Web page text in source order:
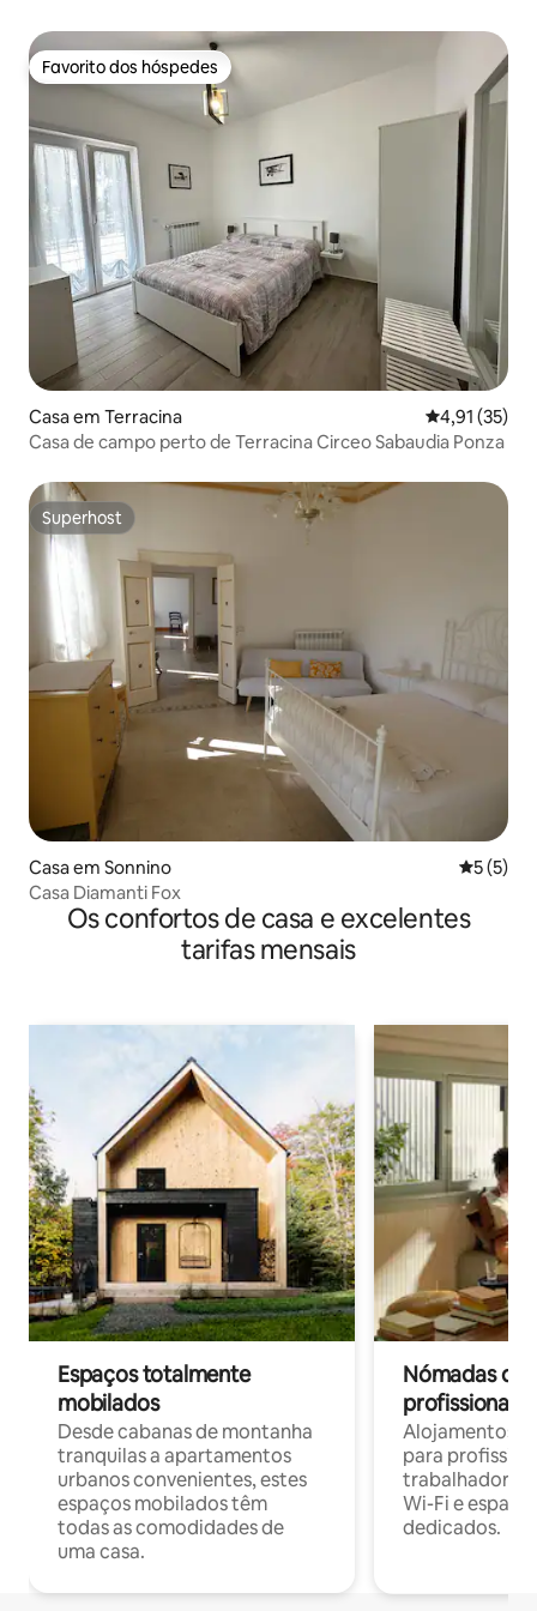
Favorito dos hóspedes
Favorito dos hóspedes
Casa em Terracina Classificação
4,91 (35)
Casa de campo perto de Terracina Circeo Sabaudia Ponza
Superhost
Superhost
Casa em Sonnino
5 (5)
Casa Diamanti Fox
Os confortos de casa e excelentes
tarifas mensais
Espaços totalmente
mobilados
Desde cabanas de montanha
tranquilas a apartamentos
urbanos convenientes, estes
espaços mobilados têm
todas as comodidades de
uma casa.
Nómadas
profissionais
Alojamentos
para
trabalhadores
Wi-Fi e
dedicados.